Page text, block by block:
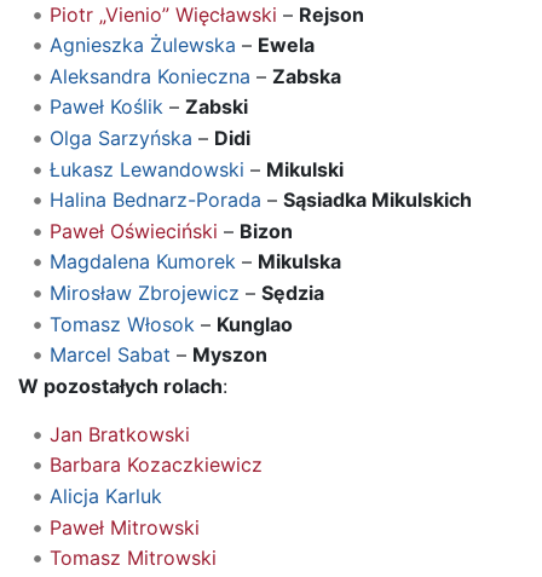
Piotr „Vienio” Więcławski – Rejson
Agnieszka Żulewska – Ewela
Aleksandra Konieczna – Zabska
Paweł Koślik– Zabski
Olga Sarzyńska – Didi
Łukasz Lewandowski – Mikulski
Halina Bednarz-Porada – Sąsiadka Mikulskich
Paweł Oświeciński – Bizon
Magdalena Kumorek– Mikulska
Mirosław Zbrojewicz – Sędzia
Tomasz Włosok – Kunglao
Marcel Sabat – Myszon
W pozostałych rolach:
Jan Bratkowski
Barbara Kozaczkiewicz
Alicja Karluk
Paweł Mitrowski
Tomasz Mitrowski